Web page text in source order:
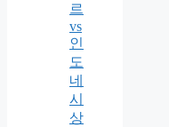
르
vs
인
도
네
시
상